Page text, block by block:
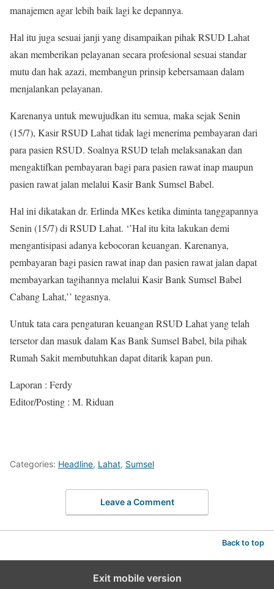
manajemen agar lebih baik lagi ke depannya.
Hal itu juga sesuai janji yang disampaikan pihak RSUD Lahat
akan memberikan pelayanan secara profesional sesuai standar
mutu dan hak azazi, membangun prinsip kebersamaan dalam
menjalankan pelayanan.
Karenanya untuk mewujudkan itu semua, maka sejak Senin
(15/7), Kasir RSUD Lahat tidak lagi menerima pembayaran dari
para pasien RSUD. Soalnya RSUD telah melaksanakan dan
mengaktifkan pembayaran bagi para pasien rawat inap maupun
pasien rawat jalan melalui Kasir Bank Sumsel Babel.
Hal ini dikatakan dr. Erlinda MKes ketika diminta tanggapannya
Senin (15/7) di RSUD Lahat. ‘’Hal itu kita lakukan demi
mengantisipasi adanya kebocoran keuangan. Karenanya,
pembayaran bagi pasien rawat inap dan pasien rawat jalan dapat
membayarkan tagihannya melalui Kasir Bank Sumsel Babel
Cabang Lahat,’’ tegasnya.
Untuk tata cara pengaturan keuangan RSUD Lahat yang telah
tersetor dan masuk dalam Kas Bank Sumsel Babel, bila pihak
Rumah Sakit membutuhkan dapat ditarik kapan pun.
Laporan : Ferdy
Editor/Posting : M. Riduan
Categories: Headline, Lahat, Sumsel
Leave a Comment
Back to top
Exit mobile version